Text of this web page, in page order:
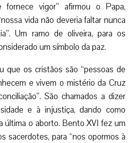
vigor” afirmou o Papa,
vida não deveria faltar nunca
Um ramo de oliveira, para os
um símbolo da paz.
que os cristãos são “pessoas de
e vivem o mistério da Cruz
São chamados a dizer
e à injustiça, dando como
última o aborto. Bento XVI fez um
sacerdotes, para “nos opormos à